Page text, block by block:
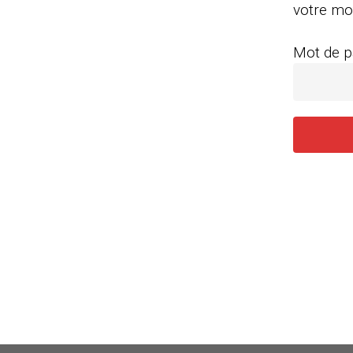
votre
Mot de